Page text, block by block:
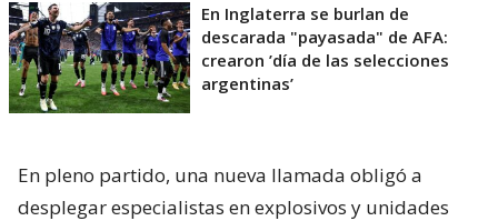
En Inglaterra se burlan de
descarada "payasada" de AFA:
crearon ’día de las selecciones
argentinas’
En pleno partido, una nueva llamada obligó a
desplegar especialistas en explosivos y unidades